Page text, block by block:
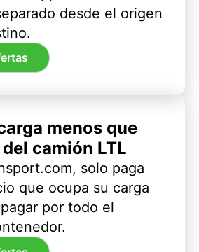
desde el origen
menos que
camión LTL
solo paga
que ocupa su carga
por todo el